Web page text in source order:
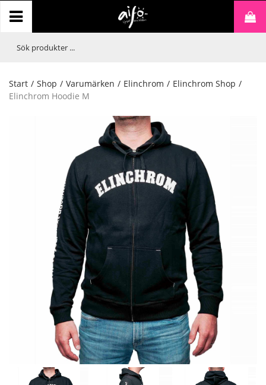
Start / Shop / Varumärken / Elinchrom / Elinchrom Shop /
Elinchrom Hoodie M